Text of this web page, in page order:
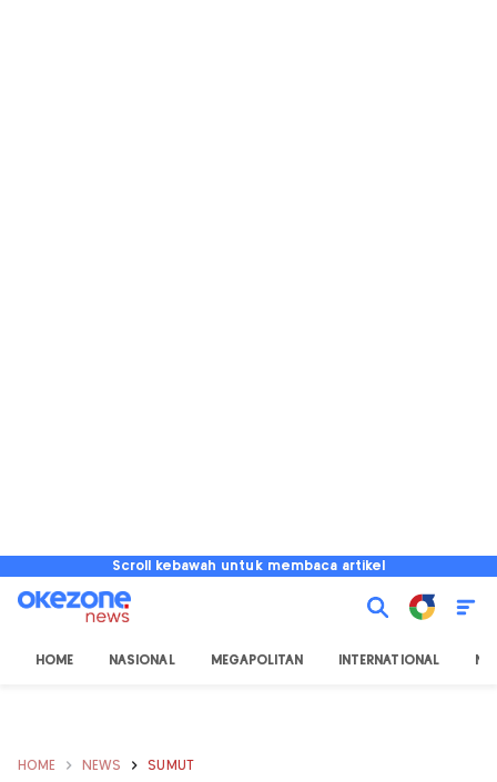
Scroll kebawah untuk membaca artikel
HOME NASIONAL MEGAPOLITAN INTERNATIONAL
HOME NEWS SUMUT